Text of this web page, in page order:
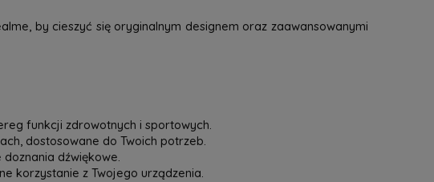
by cieszyć się oryginalnym designem oraz zaawansowanymi
funkcji zdrowotnych i sportowych.
dostosowane do Twoich potrzeb.
dźwiękowe.
korzystanie z Twojego urządzenia.